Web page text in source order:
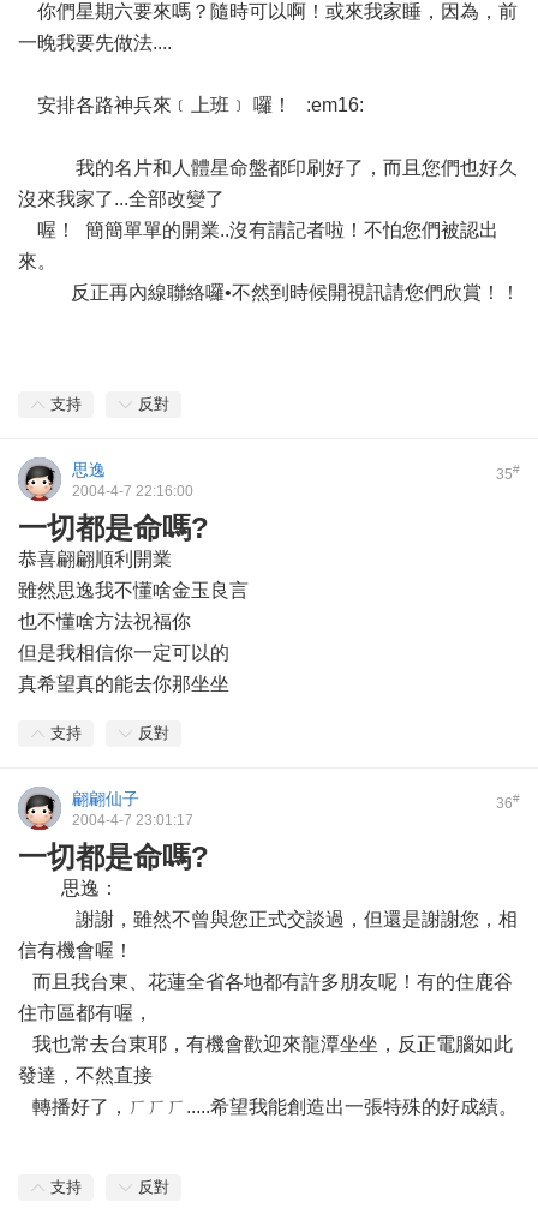
你們星期六要來嗎？隨時可以啊！或來我家睡，因為，前
一晚我要先做法....
安排各路神兵來﹝上班﹞ 囉！ :em16:
我的名片和人體星命盤都印刷好了，而且您們也好久
沒來我家了...全部改變了
喔！
簡簡單單的開業..沒有請記者啦！不怕您們被認出
來。
反正再內線聯絡囉•不然到時候開視訊請您們欣賞！！
支持 反對
35#
思逸
2004-4-7 22:16:00
一切都是命嗎?
恭喜翩翩順利開業
雖然思逸我不懂啥金玉良言
也不懂啥方法祝福你
但是我相信你一定可以的
真希望真的能去你那坐坐
支持 反對
36#
翩翩仙子
2004-4-7 23:01:17
一切都是命嗎?
思逸：
謝謝，雖然不曾與您正式交談過，但還是謝謝您，相
信有機會喔！
而且我台東、花蓮全省各地都有許多朋友呢！有的住鹿谷
住市區都有喔，
我也常去台東耶，有機會歡迎來龍潭坐坐，反正電腦如此
發達，不然直接
轉播好了，ㄏㄏㄏ.....希望我能創造出一張特殊的好成績。
支持 反對